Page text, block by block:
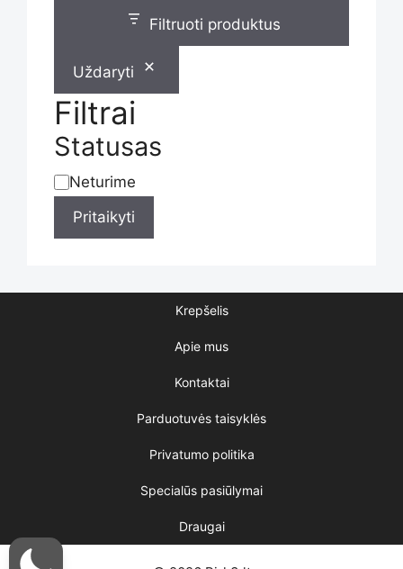
on
the
product
page
Filtruoti produktus
Uždaryti
Filtrai
Statusas
Statusas
Neturime
Pritaikyti
Krepšelis
Apie mus
Kontaktai
Parduotuvės taisyklės
Privatumo politika
Specialūs pasiūlymai
Draugai